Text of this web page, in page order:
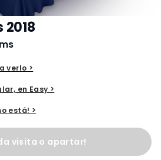
verlo >
en Easy >
está! >
visita o apartar!